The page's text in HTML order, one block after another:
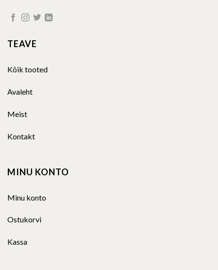
TEAVE
Kõik tooted
Avaleht
Meist
Kontakt
MINU KONTO
Minu konto
Ostukorvi
Kassa